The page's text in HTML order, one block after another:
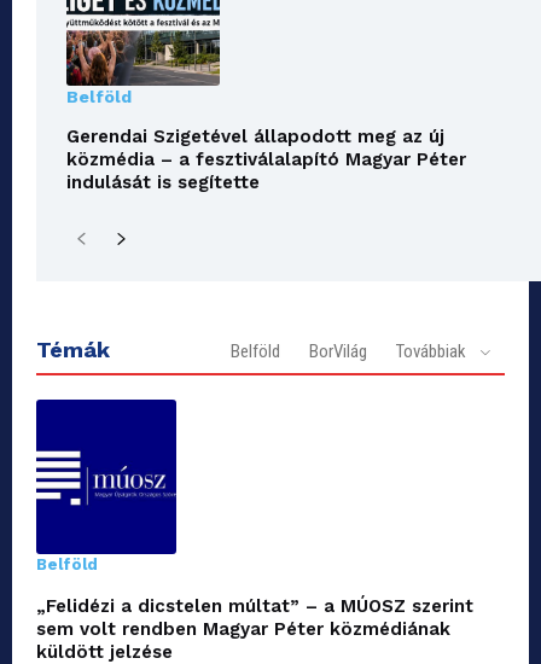
Belföld
Gerendai Szigetével állapodott meg az új
közmédia – a fesztiválalapító Magyar Péter
indulását is segítette
Témák Belföld BorVilág Továbbiak
Belföld
„Felidézi a dicstelen múltat” – a MÚOSZ szerint
sem volt rendben Magyar Péter közmédiának
küldött jelzése